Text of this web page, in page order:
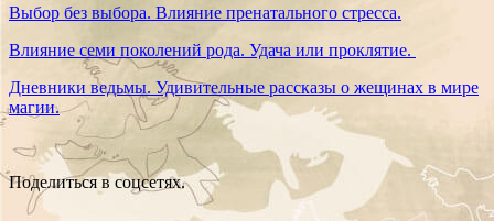
Выбор без выбора. Влияние пренатального стресса.
Влияние семи поколений рода. Удача или проклятие.
Дневники ведьмы. Удивительные рассказы о жещинах в мире
магии.
Поделиться в соцсетях.